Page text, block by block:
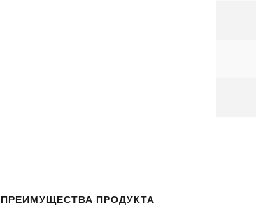
ПРЕИМУЩЕСТВА ПРОДУКТА